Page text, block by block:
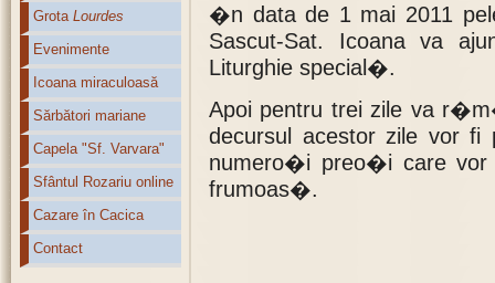
Grota Lourdes
Evenimente
Icoana miraculoasă
Sărbători mariane
Capela "Sf. Varvara"
Sfântul Rozariu online
Cazare în Cacica
Contact
�n data de 1 mai 2011
Sascut-Sat. Icoana va
Liturghie special�.
Apoi pentru trei zile va
decursul acestor zile vor
numero�i preo�i care
frumoas�.